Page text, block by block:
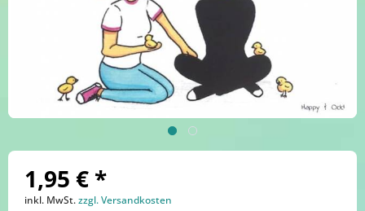
1,95 € *
inkl. MwSt.zzgl. Versandkosten